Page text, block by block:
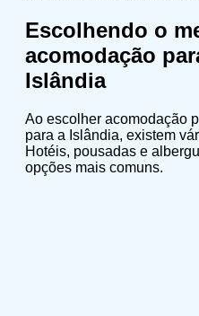
Escolhendo o
acomodação
Islândia
Ao escolher acomodação
para a Islândia, existem
Hotéis, pousadas e
opções mais comuns.